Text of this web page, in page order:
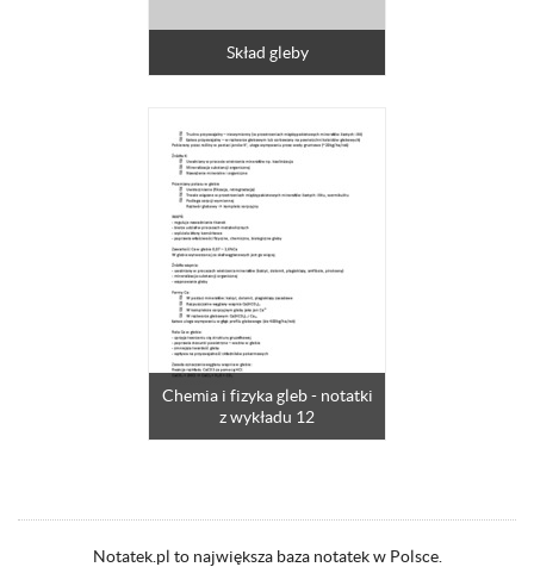
Skład gleby
Chemia i fizyka gleb - notatki
z wykładu 12
Notatek.pl to największa baza notatek w Polsce.